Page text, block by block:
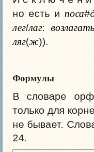
но есть и поса#
лег/лаг:
ляг(ж)).
Формулы
В словаре
только для
не бывает.
24.